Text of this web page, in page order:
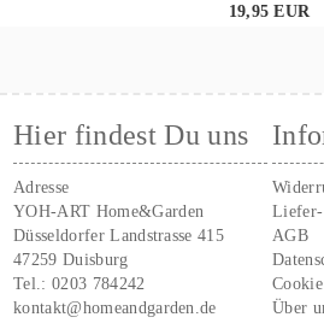
19,95 EUR
Hier findest Du uns
Adresse
YOH-ART Home&Garden
Düsseldorfer Landstrasse 415
47259 Duisburg
Tel.:0203 784242
kontakt@homeandgarden.de
Liefer-
AGB
Über